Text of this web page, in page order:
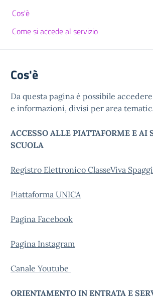
Cos'è
Come si accede al servizio
Cos'è
Da questa pagina è possibile
e informazioni, divisi per area
ACCESSO ALLE PIATTAFORME E AI
SCUOLA
Registro Elettronico ClasseViva
Piattaforma UNICA
Pagina Facebook
Pagina Instagram
Canale Youtube
ORIENTAMENTO IN ENTRATA E